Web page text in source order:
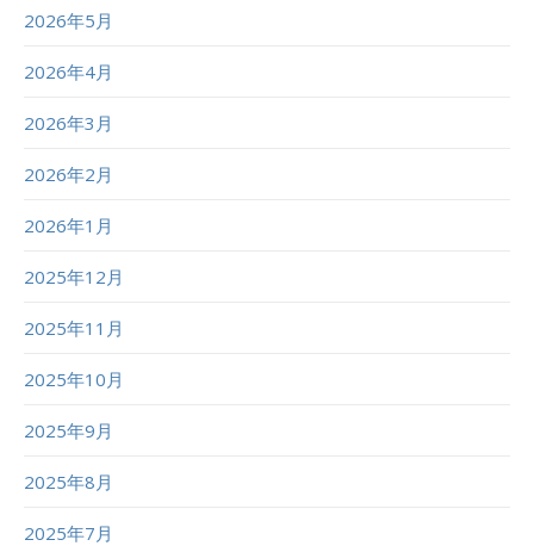
2026年5月
2026年4月
2026年3月
2026年2月
2026年1月
2025年12月
2025年11月
2025年10月
2025年9月
2025年8月
2025年7月